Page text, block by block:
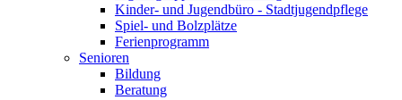
Kinder- und Jugendbüro - Stadtjugendpflege
Spiel- und Bolzplätze
Ferienprogramm
Senioren
Bildung
Beratung